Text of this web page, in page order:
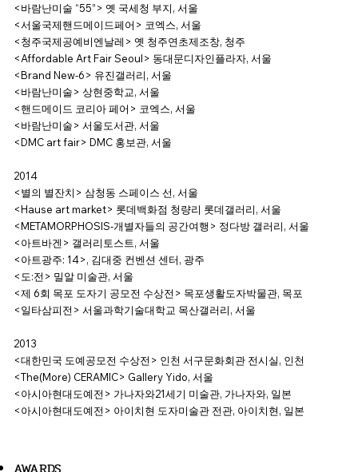
<바람난미술 “55”> 옛 국세청 부지, 서울
<서울국제핸드메이드페어> 코엑스, 서울
<청주국제공예비엔날레> 옛 청주연초제조창, 청주
<Affordable Art Fair Seoul> 동대문디자인플라자, 서울
<Brand New-6> 유진갤러리, 서울
<바람난미술> 상현중학교, 서울
<핸드메이드 코리아 페어> 코엑스, 서울
<바람난미술> 서울도서관, 서울
<DMC art fair> DMC 홍보관, 서울
2014
<별의 별잔치> 삼청동 스페이스 선, 서울
<Hause art market> 롯데백화점 청량리 롯데갤러리, 서울
<METAMORPHOSIS-개별자들의 공간여행> 정다방 갤러리, 서울
<아트바겐> 갤러리토스트, 서울
<아트광주: 14>, 김대중 컨벤션 센터, 광주
<도:전> 밀알 미술관, 서울
<제 6회 목포 도자기 공모전 수상전> 목포생활도자박물관, 목포
<일타삼피전> 서울과학기술대학교 목산갤러리, 서울
2013
<대한민국 도예공모전 수상전> 인천 서구문화회관 전시실, 인천
<The(More) CERAMIC> Gallery Yido, 서울
<아시아현대도예전> 가나자와21세기 미술관, 가나자와, 일본
<아시아현대도예전> 아이치현 도자미술관 전관, 아이치현, 일본